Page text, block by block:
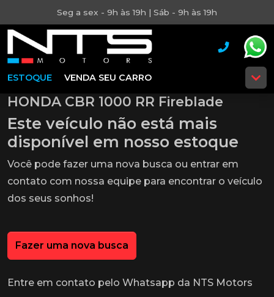
Seg a sex - 9h às 19h | Sáb - 9h às 19h
ESTOQUE VENDA SEU CARRO
HONDA CBR 1000 RR Fireblade
Este veículo não está mais
disponível em nosso estoque
Você pode fazer uma nova busca ou entrar em
contato com nossa equipe para encontrar o veículo
dos seus sonhos!
Fazer uma nova busca
Entre em contato pelo Whatsapp da NTS Motors